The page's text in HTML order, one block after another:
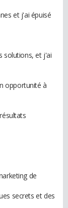
et j'ai épuisé
solutions, et j'ai
opportunité à
de
secrets et des